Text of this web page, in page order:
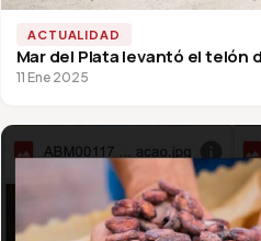
ACTUALIDAD
Mar del Plata levantó el telón
11 Ene 2025